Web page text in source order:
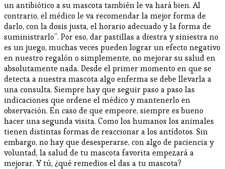
un antibiótico a su mascota también le va hará bien. Al
contrario, el médico le va recomendar la mejor forma de
darlo, con la dosis justa, el horario adecuado y la forma de
suministrarlo”. Por eso, dar pastillas a diestra y siniestra no
es un juego, muchas veces pueden lograr un efecto negativo
en nuestro regalón o simplemente, no mejorar su salud en
absolutamente nada. Desde el primer momento en que se
detecta a nuestra mascota algo enferma se debe llevarla a
una consulta. Siempre hay que seguir paso a paso las
indicaciones que ordene el médico y mantenerlo en
observación. En caso de que empeore, siempre es bueno
hacer una segunda visita. Como los humanos los animales
tienen distintas formas de reaccionar a los antídotos. Sin
embargo, no hay que desesperarse, con algo de paciencia y
voluntad, la salud de tu mascota favorita empezará a
mejorar. Y tú, ¿qué remedios el das a tu mascota?